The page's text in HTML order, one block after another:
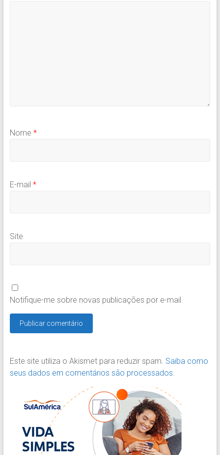
Nome *
E-mail *
Site
Notifique-me sobre novas publicações por e-mail.
Este site utiliza o Akismet para reduzir spam. Saiba como
seus dados em comentários são processados